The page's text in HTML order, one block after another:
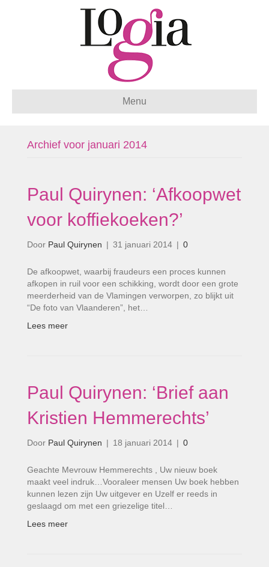
Menu
Archief voor januari 2014
Paul Quirynen: ‘Afkoopwet
voor koffiekoeken?’
Door Paul Quirynen | 31 januari 2014 | 0
De afkoopwet, waarbij fraudeurs een proces kunnen
afkopen in ruil voor een schikking, wordt door een grote
meerderheid van de Vlamingen verworpen, zo blijkt uit
“De foto van Vlaanderen”, het…
Lees meer
Paul Quirynen: ‘Brief aan
Kristien Hemmerechts’
Door Paul Quirynen | 18 januari 2014 | 0
Geachte Mevrouw Hemmerechts , Uw nieuw boek
maakt veel indruk…Vooraleer mensen Uw boek hebben
kunnen lezen zijn Uw uitgever en Uzelf er reeds in
geslaagd om met een griezelige titel…
Lees meer